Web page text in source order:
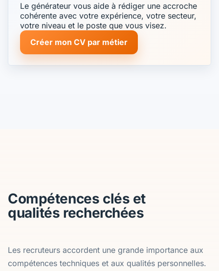
Le générateur vous aide à rédiger une accroche
cohérente avec votre expérience, votre secteur,
votre niveau et le poste que vous visez.
Créer mon CV par métier
Compétences clés et
qualités recherchées
Les recruteurs accordent une grande importance aux
compétences techniques et aux qualités personnelles.